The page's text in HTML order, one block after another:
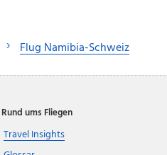
Flug Namibia-Schweiz